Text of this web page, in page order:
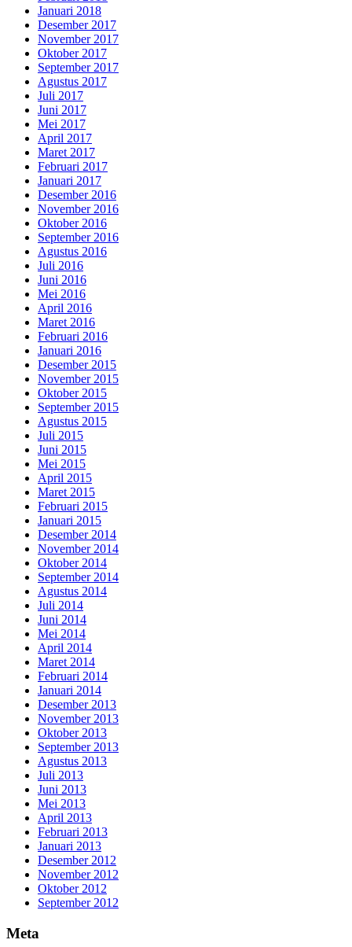
Januari 2018
Desember 2017
November 2017
Oktober 2017
September 2017
Agustus 2017
Juli 2017
Juni 2017
Mei 2017
April 2017
Maret 2017
Februari 2017
Januari 2017
Desember 2016
November 2016
Oktober 2016
September 2016
Agustus 2016
Juli 2016
Juni 2016
Mei 2016
April 2016
Maret 2016
Februari 2016
Januari 2016
Desember 2015
November 2015
Oktober 2015
September 2015
Agustus 2015
Juli 2015
Juni 2015
Mei 2015
April 2015
Maret 2015
Februari 2015
Januari 2015
Desember 2014
November 2014
Oktober 2014
September 2014
Agustus 2014
Juli 2014
Juni 2014
Mei 2014
April 2014
Maret 2014
Februari 2014
Januari 2014
Desember 2013
November 2013
Oktober 2013
September 2013
Agustus 2013
Juli 2013
Juni 2013
Mei 2013
April 2013
Februari 2013
Januari 2013
Desember 2012
November 2012
Oktober 2012
September 2012
Meta